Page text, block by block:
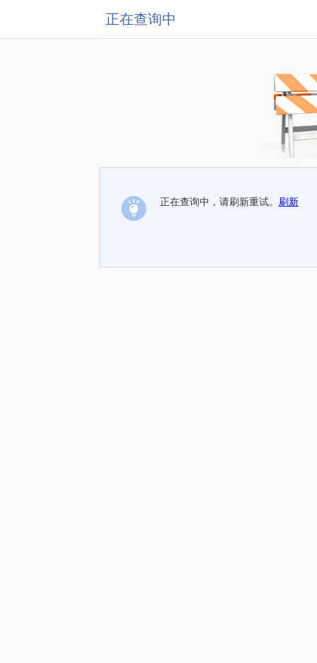
正在查询中
正在查询中，请刷新重试。 刷新